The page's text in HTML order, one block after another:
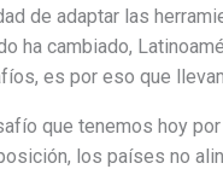
de adaptar las
ha cambiado,
es por eso que
que tenemos hoy
los países no